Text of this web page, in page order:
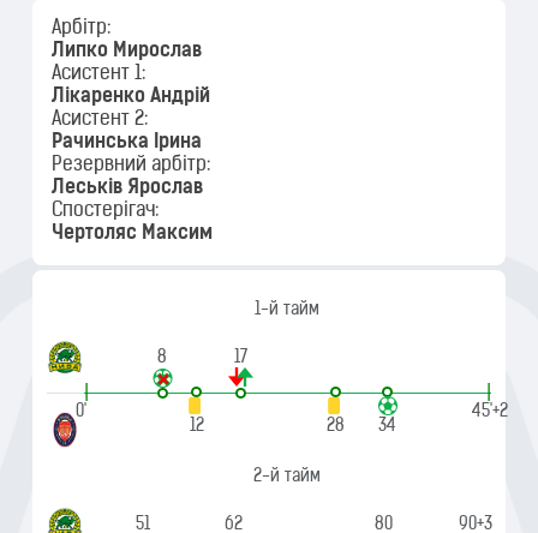
Арбітр:
Липко Мирослав
Асистент 1:
Лікаренко Андрій
Асистент 2:
Рачинська Ірина
Резервний арбітр:
Леськів Ярослав
Спостерігач:
Чертоляс Максим
1-й тайм
8 17
|
0'
12
28 34
|
45'+2
2-й тайм
51 62 80 90+3